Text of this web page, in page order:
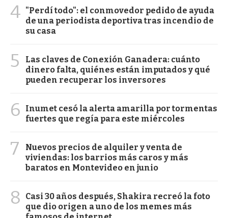
4 "Perdí todo": el conmovedor pedido de ayuda
de una periodista deportiva tras incendio de
su casa
5
Las claves de Conexión Ganadera: cuánto
dinero falta, quiénes están imputados y qué
pueden recuperar los inversores
6
Inumet cesó la alerta amarilla por tormentas
fuertes que regía para este miércoles
7
Nuevos precios de alquiler y venta de
viviendas: los barrios más caros y más
baratos en Montevideo en junio
8
Casi 30 años después, Shakira recreó la foto
que dio origen a uno de los memes más